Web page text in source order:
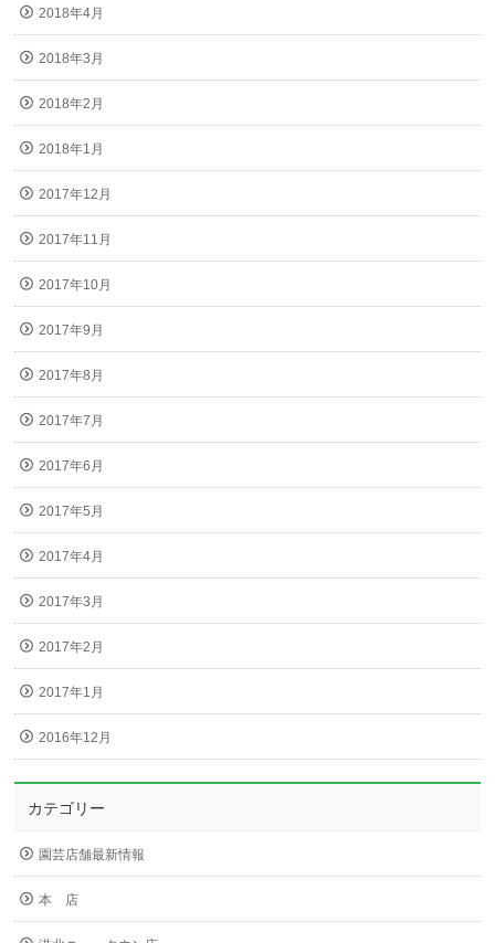
2018年4月
2018年3月
2018年2月
2018年1月
2017年12月
2017年11月
2017年10月
2017年9月
2017年8月
2017年7月
2017年6月
2017年5月
2017年4月
2017年3月
2017年2月
2017年1月
2016年12月
カテゴリー
園芸店舗最新情報
本 店